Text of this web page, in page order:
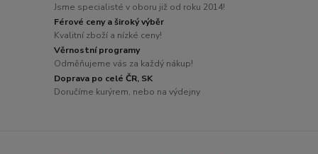
Jsme specialisté v oboru již od roku 2014!
Férové ceny a široký výběr
Kvalitní zboží a nízké ceny!
Věrnostní programy
Odměňujeme vás za každý nákup!
Doprava po celé ČR, SK
Doručíme kurýrem, nebo na výdejny